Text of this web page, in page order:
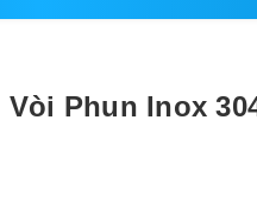
Phun Inox